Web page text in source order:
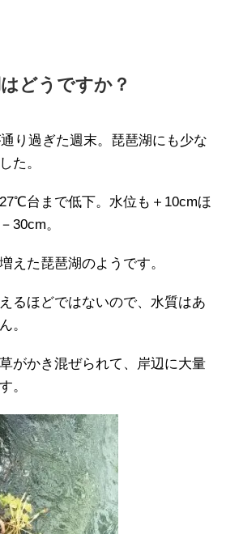
どうですか？
り過ぎた週末。琵琶湖にも少な
た。
台まで低下。水位も＋10cmほ
30cm。
えた琵琶湖のようです。
るほどではないので、水質はあ
。
がかき混ぜられて、岸辺に大量
。